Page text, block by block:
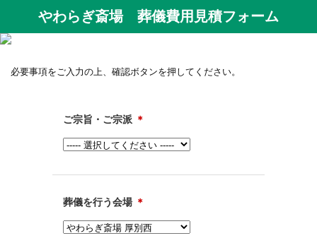
やわらぎ斎場 葬儀費用見積フォーム
必要事項をご入力の上、確認ボタンを押してください。
ご宗旨・ご宗派 ＊
葬儀を行う会場 ＊